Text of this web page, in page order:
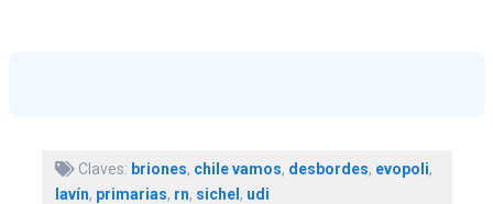
Claves: briones, chile vamos, desbordes, evopoli,
lavín, primarias, rn, sichel, udi